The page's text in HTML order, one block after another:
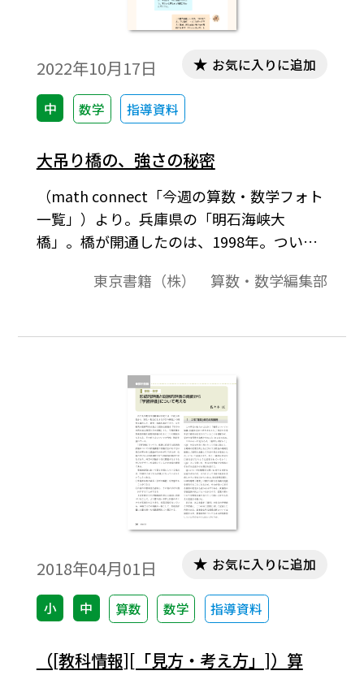
2022年10月17日
中 数学 指導資料
お気に入りに追加
大吊り橋の、強さの秘密
（math connect「今週の算数・数学フォト
一覧」）より。兵庫県の「明石海峡大
橋」。橋が開通したのは、1998年。つい最
の吊り橋が完成するまで、ずいぶん長い
されていた。［キーワード］#中3 #2次方程
東京書籍（株） 算数・数学編集部
2018年04月01日
小 中 算数 数学 指導資料
お気に入りに追加
（[教科情報][「見方・考え方」]）算